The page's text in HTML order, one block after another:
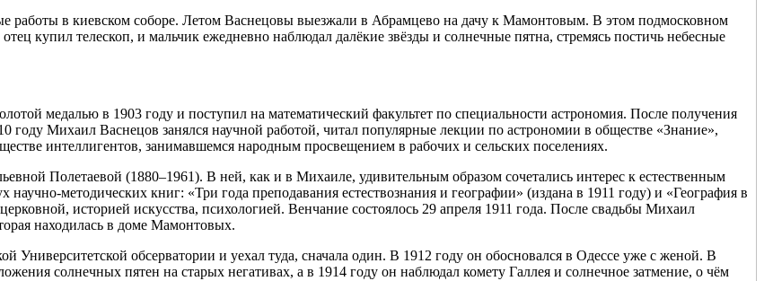
работы в киевском соборе. Летом Васнецовы выезжали в Абрамцево на дачу к Мамонтовым. В этом подмосковном
купил телескоп, и мальчик ежедневно наблюдал далёкие звёзды и солнечные пятна, стремясь постичь небесные
медалью в 1903 году и поступил на математический факультет по специальности астрономия. После получения
году Михаил Васнецов занялся научной работой, читал популярные лекции по астрономии в обществе «Знание»,
интеллигентов, занимавшемся народным просвещением в рабочих и сельских поселениях.
Полетаевой (1880–1961). В ней, как и в Михаиле, удивительным образом сочетались интерес к естественным
методических книг: «Три года преподавания естествознания и географии» (издана в 1911 году) и «География в
историей искусства, психологией. Венчание состоялось 29 апреля 1911 года. После свадьбы Михаил
находилась в доме Мамонтовых.
Университетской обсерватории и уехал туда, сначала один. В 1912 году он обосновался в Одессе уже с женой. В
солнечных пятен на старых негативах, а в 1914 году он наблюдал комету Галлея и солнечное затмение, о чём